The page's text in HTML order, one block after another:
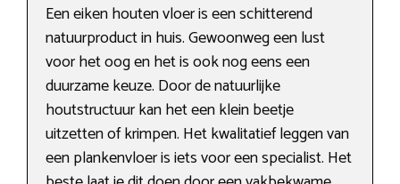
Een eiken houten vloer is een schitterend
natuurproduct in huis. Gewoonweg een lust
voor het oog en het is ook nog eens een
duurzame keuze. Door de natuurlijke
houtstructuur kan het een klein beetje
uitzetten of krimpen. Het kwalitatief leggen van
een plankenvloer is iets voor een specialist. Het